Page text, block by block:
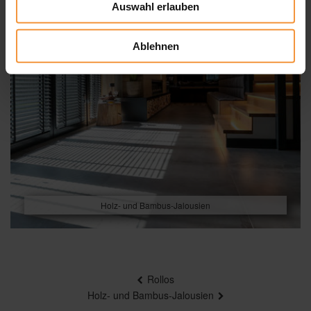
Auswahl erlauben
Ablehnen
Holz- und Bambus-Jalousien
Rollos
Holz- und Bambus-Jalousien